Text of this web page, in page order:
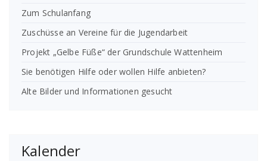
Zum Schulanfang
Zuschüsse an Vereine für die Jugendarbeit
Projekt „Gelbe Füße“ der Grundschule Wattenheim
Sie benötigen Hilfe oder wollen Hilfe anbieten?
Alte Bilder und Informationen gesucht
Kalender